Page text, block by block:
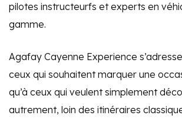
pilotes instructeurfs et experts en
gamme.
Agafay Cayenne Experience
ceux qui souhaitent marquer une
qu’à ceux qui veulent simplement
autrement, loin des itinéraires